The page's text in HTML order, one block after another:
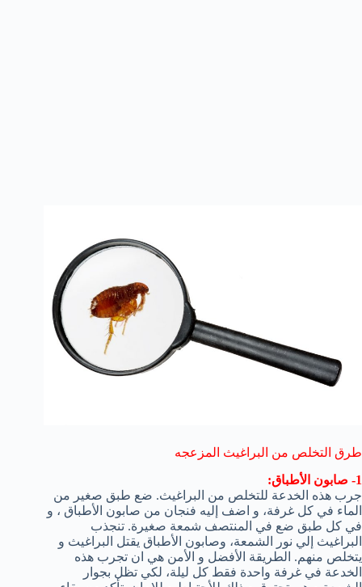
طرق التخلص من البراغيث المزعجه
1- صابون الأطباق:
جرب هذه الخدعة للتخلص من البراغيث. ضع طبق صغير من
الماء في كل غرفة، و اضف إليه فنجان من صابون الأطباق ، و
في كل طبق ضع في المنتصف شمعة صغيرة. تنجذب
البراغيث إلي نور الشمعة، وصابون الأطباق يقتل البراغيث و
يتخلص منهم. الطريقة الأفضل و الأمن هي ان تجرب هذه
الخدعة في غرفة واحدة فقط كل ليلة، لكي تظل بجوار